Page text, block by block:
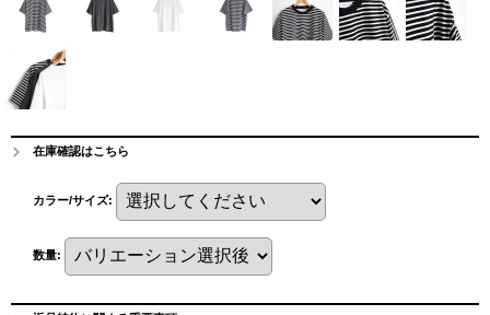
在庫確認はこちら
カラー/サイズ:
数量: